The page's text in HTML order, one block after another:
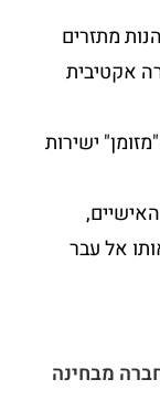
מתזרים
אקטיבית
ישירות
אל עבר
מבחינה